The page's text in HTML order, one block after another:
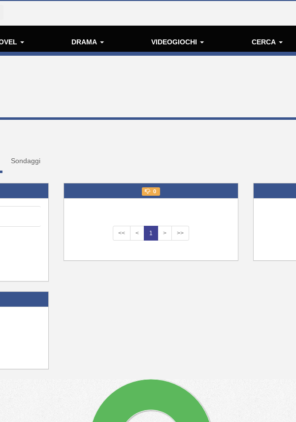
DRAMA VIDEOGIOCHI CERCA
Sondaggi
0
<< < 1 > >>